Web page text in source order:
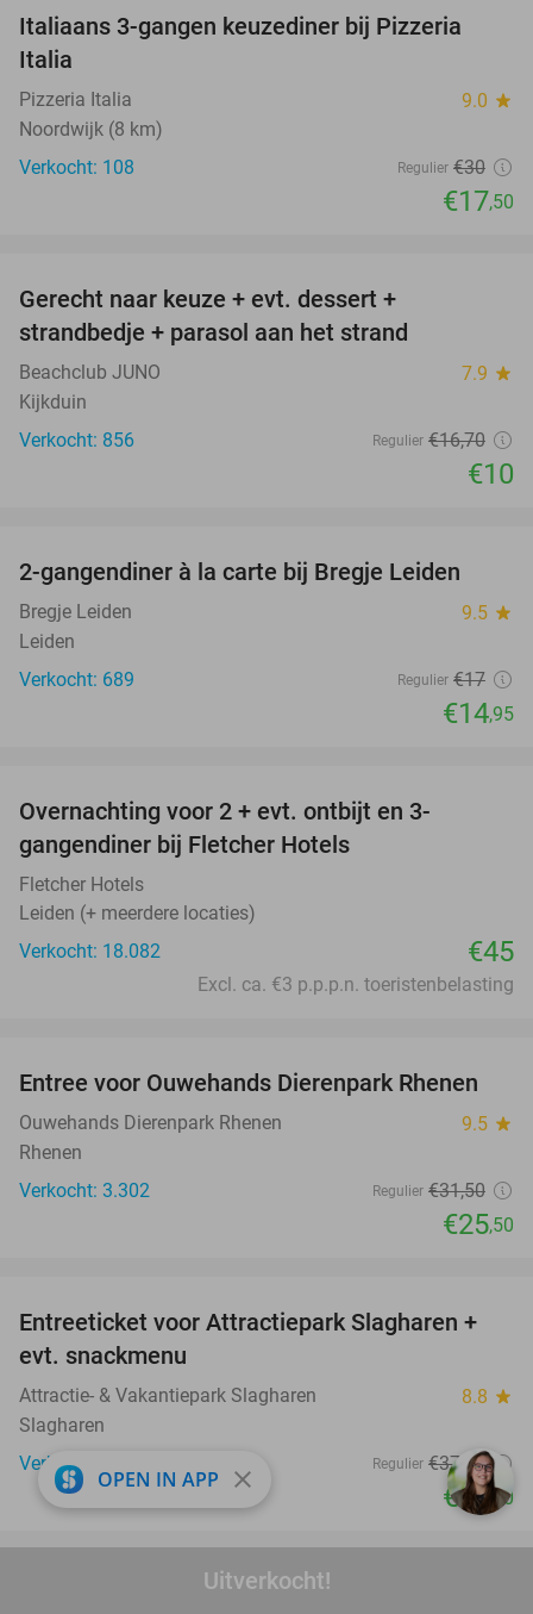
Uitverkocht!
42%
Italiaans 3-gangen keuzediner bij Pizzeria
Italia
Pizzeria Italia 9.0 star
Noordwijk (8 km)
Verkocht: 108
Regulier €30
€17,50
Gerecht naar keuze + evt. dessert +
strandbedje + parasol aan het strand
Beachclub JUNO 7.9 star
Kijkduin
Verkocht: 856
Regulier €16,70
€10
2-gangendiner à la carte bij Bregje Leiden
Bregje Leiden 9.5 star
Leiden
Verkocht: 689
Regulier €17
€14,95
Overnachting voor 2 + evt. ontbijt en 3-
gangendiner bij Fletcher Hotels
Fletcher Hotels
Leiden (+ meerdere locaties)
Verkocht: 18.082
€45
Excl. ca. €3 p.p.p.n. toeristenbelasting
19%
Entree voor Ouwehands Dierenpark Rhenen
Ouwehands Dierenpark Rhenen 9.5 star
Rhenen
Verkocht: 3.302
Regulier €31,50
€25,50
41%
Entreeticket voor Attractiepark Slagharen +
evt. snackmenu
Attractie- & Vakantiepark Slagharen 8.8 star
Slagharen
Verkocht: 4.760
Regulier €37 ,90
€22,40
2, 3 of 4 overnachtingen voor 2 tot 6 personen
OPEN IN APP close